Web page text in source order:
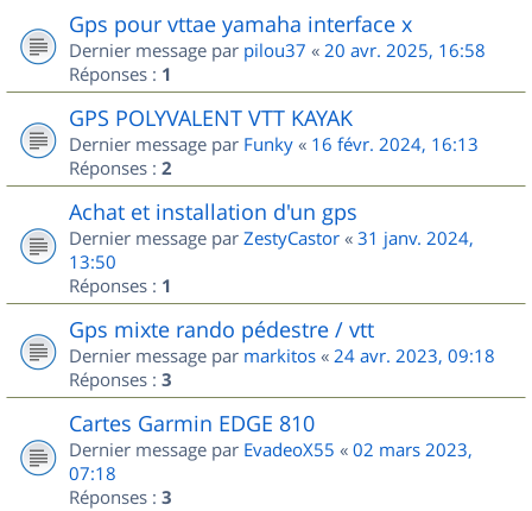
Gps pour vttae yamaha interface x
Dernier message par pilou37 « 20 avr. 2025, 16:58
Réponses : 1
GPS POLYVALENT VTT KAYAK
Dernier message par Funky « 16 févr. 2024, 16:13
Réponses : 2
Achat et installation d'un gps
Dernier message par ZestyCastor « 31 janv. 2024,
13:50
Réponses : 1
Gps mixte rando pédestre / vtt
Dernier message par markitos « 24 avr. 2023, 09:18
Réponses : 3
Cartes Garmin EDGE 810
Dernier message par EvadeoX55 « 02 mars 2023,
07:18
Réponses : 3